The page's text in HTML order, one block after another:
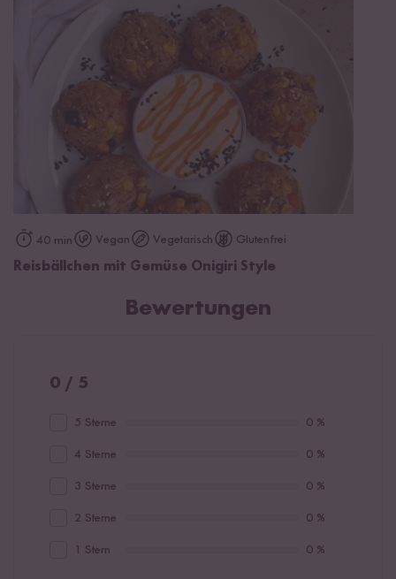
40 min Vegan Vegetarisch Glutenfrei
Reisbällchen mit Gemüse Onigiri Style
Bewertungen
0 / 5
5 Sterne 0 %
4 Sterne 0 %
3 Sterne 0 %
2 Sterne 0 %
1 Stern 0 %